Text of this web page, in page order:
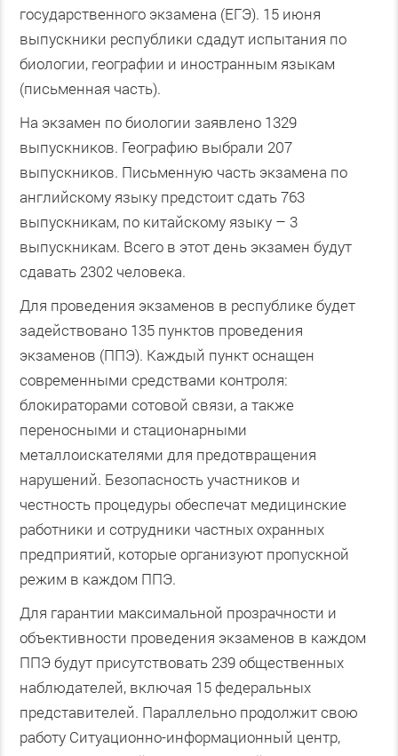
государственного экзамена (ЕГЭ). 15 июня
выпускники республики сдадут испытания по
биологии, географии и иностранным языкам
(письменная часть).
На экзамен по биологии заявлено 1329
выпускников. Географию выбрали 207
выпускников. Письменную часть экзамена по
английскому языку предстоит сдать 763
выпускникам, по китайскому языку – 3
выпускникам. Всего в этот день экзамен будут
сдавать 2302 человека.
Для проведения экзаменов в республике будет
задействовано 135 пунктов проведения
экзаменов (ППЭ). Каждый пункт оснащен
современными средствами контроля:
блокираторами сотовой связи, а также
переносными и стационарными
металлоискателями для предотвращения
нарушений. Безопасность участников и
честность процедуры обеспечат медицинские
работники и сотрудники частных охранных
предприятий, которые организуют пропускной
режим в каждом ППЭ.
Для гарантии максимальной прозрачности и
объективности проведения экзаменов в каждом
ППЭ будут присутствовать 239 общественных
наблюдателей, включая 15 федеральных
представителей. Параллельно продолжит свою
работу Ситуационно-информационный центр,